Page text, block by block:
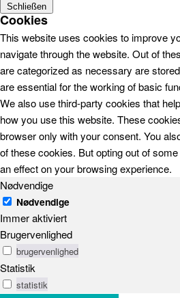
Schließen
Cookies
This website uses cookies to improve
navigate through the website. Out of
are categorized as necessary are
are essential for the working of basic
We also use third-party cookies that
how you use this website. These
browser only with your consent. You
of these cookies. But opting out of
an effect on your browsing experience.
Nødvendige
Nødvendige
Immer aktiviert
Brugervenlighed
brugervenlighed
Statistik
statistik